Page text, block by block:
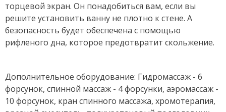
торцевой экран. Он понадобиться вам, если вы
решите установить ванну не плотно к стене. А
безопасность будет обеспечена с помощью
рифленого дна, которое предотвратит скольжение.
Дополнительное оборудование: Гидромассаж - 6
форсунок, спинной массаж - 4 форсунки, аэромассаж -
10 форсунок, кран спинного массажа, хромотерапия,